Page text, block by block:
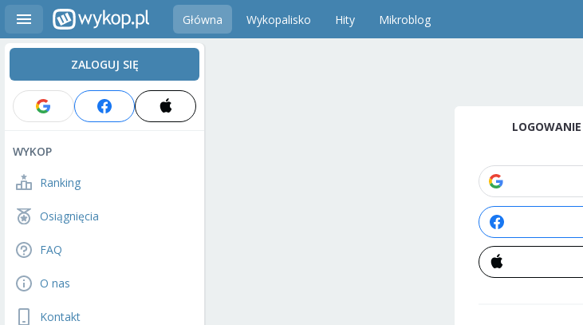
Główna Wykopalisko Hity Mikroblog
ZALOGUJ SIĘ
WYKOP
Ranking
Osiągnięcia
FAQ
O nas
Kontakt
LOGOWANIE